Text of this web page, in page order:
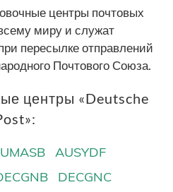
центры почтовых
миру и служат
пересылке отправлений
Почтового Союза.
центры «Deutsche
AUSYDF
DECGNC